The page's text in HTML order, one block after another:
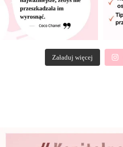
Załaduj więcej